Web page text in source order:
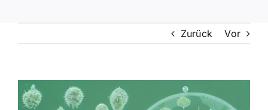
Zurück Vor
Zeige
grösseres